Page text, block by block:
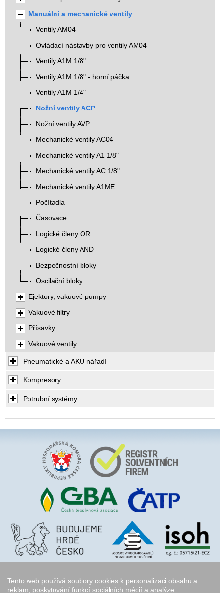
Tento web používá soubory cookies k personalizaci obsahu a
reklam, poskytování funkcí sociálních médií a analýze
Manuální a mechanické ventily
Ventily AM04
Ovládací nástavby pro ventily AM04
Ventily A1M 1/8"
Ventily A1M 1/8" - horní páčka
Ventily A1M 1/4"
Nožní ventily ACP
Nožní ventily AVP
Mechanické ventily AC04
Mechanické ventily A1 1/8"
Mechanické ventily AC 1/8"
Mechanické ventily A1ME
Počítadla
Časovače
Logické členy OR
Logické členy AND
Bezpečnostní bloky
Oscilační bloky
Ejektory, vakuové pumpy
Vakuové filtry
Přísavky
Vakuové ventily
Pneumatické a AKU nářadí
Kompresory
Potrubní systémy